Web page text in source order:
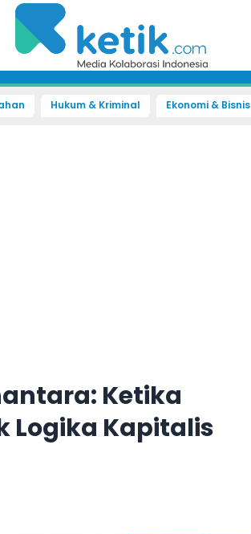
Hukum & Kriminal Ekonomi & Bisnis
Ketika
Logika Kapitalis